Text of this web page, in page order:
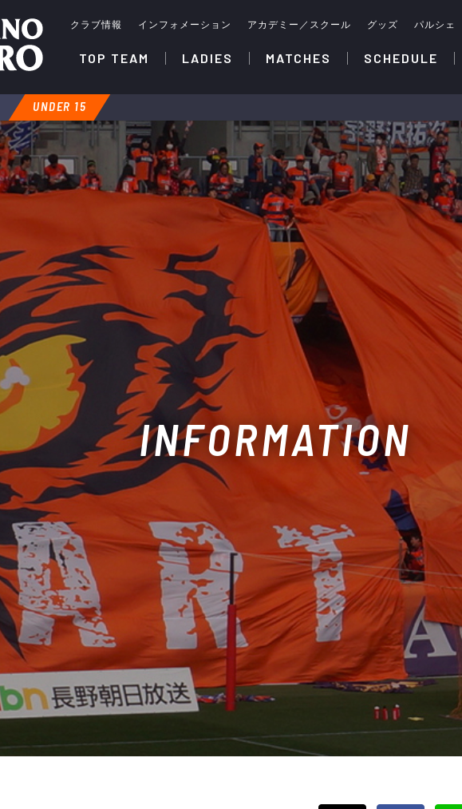
クラブ情報 インフォメーション アカデミー／スクール グッズ パルシェ
TOP TEAM LADIES MATCHES SCHEDULE
UNDER 15
INFORMATION